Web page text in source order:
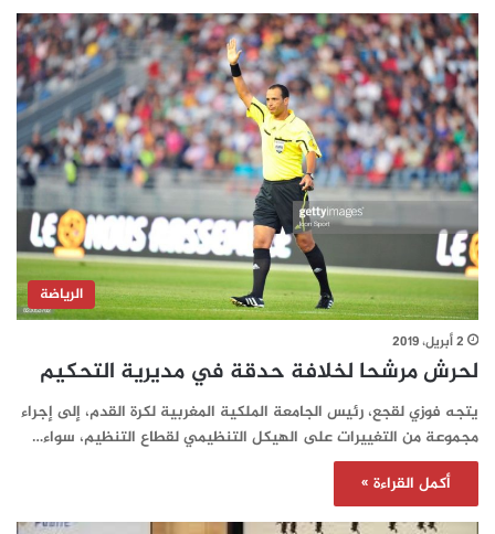
الرياضة
2 أبريل، 2019
لحرش مرشحا لخلافة حدقة في مديرية التحكيم
يتجه فوزي لقجع، رئيس الجامعة الملكية المغربية لكرة القدم، إلى إجراء
مجموعة من التغييرات على الهيكل التنظيمي لقطاع التنظيم، سواء…
أكمل القراءة »